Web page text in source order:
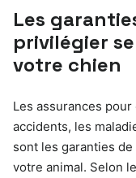
Les
privilégier
votre chien
Les assurances
accidents, les
sont les garanties
votre animal. Selon